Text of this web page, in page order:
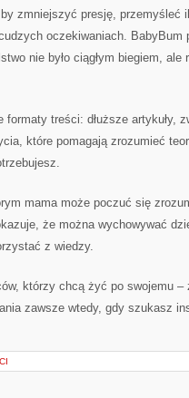
zmniejszyć presję, przemyśleć
oczekiwaniach. BabyBum
nie było ciągłym biegiem, ale
treści: dłuższe artykuły,
które pomagają zrozumieć
mama może poczuć się
że można wychowywać
z wiedzy.
którzy chcą żyć po swojemu
zawsze wtedy, gdy szukasz